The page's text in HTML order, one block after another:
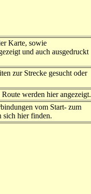
Karte, sowie
und auch ausgedruckt
zur Strecke gesucht oder
werden hier angezeigt.
vom Start- zum
sich hier finden.